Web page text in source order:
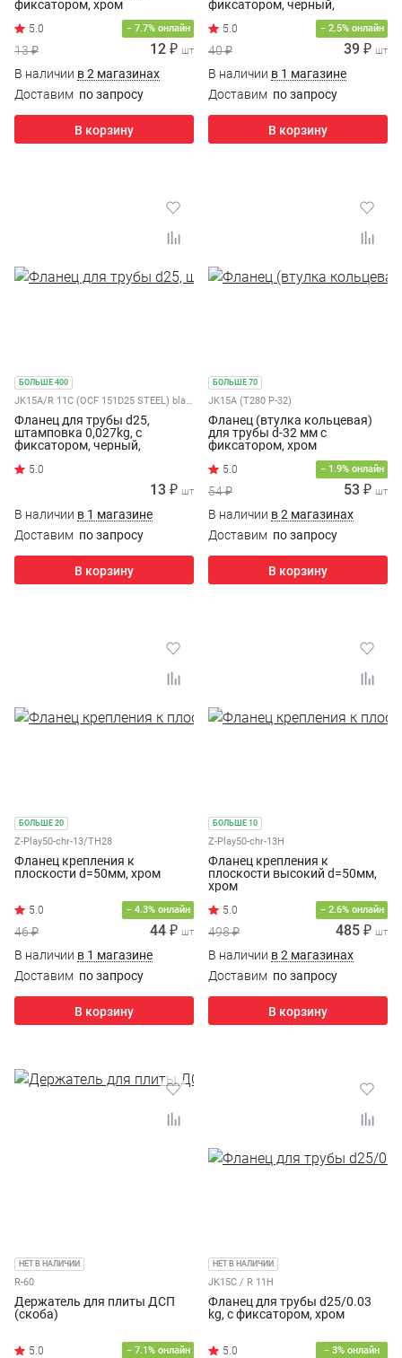
фиксатором, хром
− 7.7% онлайн
13 ₽ 12 ₽ шт
В наличии в 2 магазинах
Доставим по запросу
В корзину
фиксатором, черный,
JK15A/R 11B black
5.0 − 2.5% онлайн
40 ₽ 39 ₽ шт
В наличии в 1 магазине
Доставим по запросу
В корзину
БОЛЬШЕ 400
JK15A/R 11C (OCF 151D25 STEEL) black
Фланец для трубы d25,
штамповка 0,027kg, с
фиксатором, черный,
STEEL) black
5.0
13 ₽ шт
В наличии в 1 магазине
Доставим по запросу
В корзину
БОЛЬШЕ 70
JK15A (T280 P-32)
Фланец (втулка кольцевая)
для трубы d-32 мм с
фиксатором, хром
− 1.9% онлайн
54 ₽ 53 ₽ шт
В наличии в 2 магазинах
Доставим по запросу
В корзину
БОЛЬШЕ 20
Z-Play50-chr-13/TH28
Фланец крепления к
плоскости d=50мм, хром
− 4.3% онлайн
46 ₽ 44 ₽ шт
В наличии в 1 магазине
Доставим по запросу
В корзину
БОЛЬШЕ 10
Z-Play50-chr-13H
Фланец крепления к
плоскости высокий d=50мм,
хром
− 2.6% онлайн
498 ₽ 485 ₽ шт
В наличии в 2 магазинах
Доставим по запросу
В корзину
НЕТ В НАЛИЧИИ
R-60
Держатель для плиты ДСП
(скоба)
− 7.1% онлайн
НЕТ В НАЛИЧИИ
JK15С / R 11H
Фланец для трубы d25/0.03
kg, с фиксатором, хром
− 3% онлайн